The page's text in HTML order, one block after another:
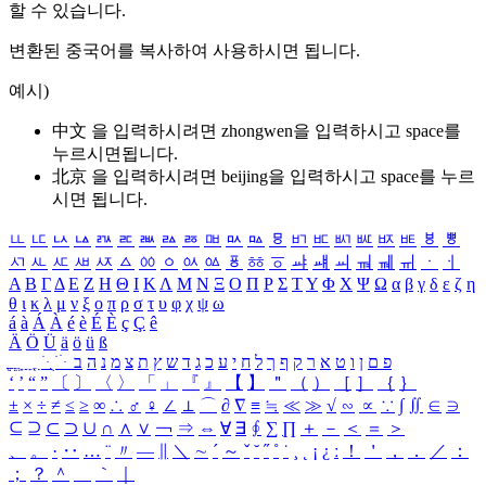
할 수 있습니다.
변환된 중국어를 복사하여 사용하시면 됩니다.
예시)
中文 을 입력하시려면 zhongwen을 입력하시고 space를
누르시면됩니다.
北京 을 입력하시려면 beijing을 입력하시고 space를 누르
시면 됩니다.
ㅥ ㅦ ㅧ ㅨ ㅩ ㅪ ㅫ ㅬ ㅭ ㅮ ㅯ ㅰ ㅱ ㅲ ㅳ ㅴ ㅵ ㅶ ㅷ ㅸ
ㅹ
ㅺ ㅻ ㅼ ㅽ ㅾ ㅿ ㆀ ㆁ ㆂ ㆃ ㆄ ㆅ ㆆ ㆇ ㆈ ㆉ ㆊ ㆋ ㆌ ㆍ
ㆎ
Α Β ΓΔ Ε Ζ Η Θ Ι ΚΛ Μ Ν Ξ Ο Π Ρ Σ ΤΥ Φ Χ Ψ Ω α β γ δ ε ζ η
θ ι κ λ μ ν ξ ο π ρ σ τ υ φ χ ψ ω
á à Á À é è É È ç Ç ê
Ä Ö Ü ä ö ü ß
ִֶֹ ֻּ ׁׂ פ ם ן ו ט א ר ק ף ך ל ח י ע כ ג ד ש ץ ת צ מ נ ה ב
‘ ’ “ ” 〔 〕 〈 〉 「 」 『 』 【 】 ＂ （ ） ［ ］ ｛ ｝
± × ÷ ≠ ≤ ≥ ∞ ∴ ♂ ♀ ∠ ⊥ ⌒ ∂ ∇ ≡ ≒ ≪ ≫ √ ∽ ∝ ∵ ∫ ∬ ∈ ∋
⊆ ⊇ ⊂ ⊃ ∪ ∩ ∧ ∨ ￢ ⇒ ⇔ ∀ ∃ ∮ ∑ ∏ ＋ － ＜ ＝
＞
、
。 · ‥ … ¨ 〃 ― ＼ ∼ ´ ～ ˇ ˘ ˝ ˚ ˙ ¸ ¡ ¿ ː ！ ＇ ， ． ／
：
；
？ ＾ ｀